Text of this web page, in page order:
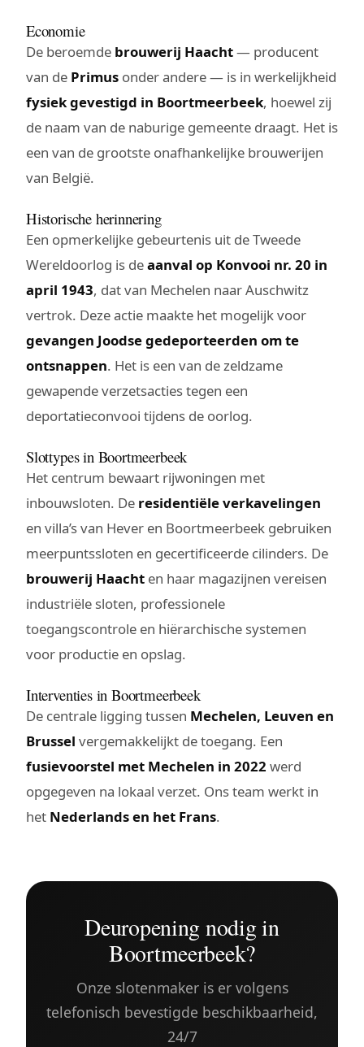
Economie
De beroemde brouwerij Haacht— producent
van de Primus onder andere — is in werkelijkheid
fysiek gevestigd in Boortmeerbeek, hoewel zij
de naam van de naburige gemeente draagt. Het is
een van de grootste onafhankelijke brouwerijen
van België.
Historische herinnering
Een opmerkelijke gebeurtenis uit de Tweede
Wereldoorlog is deaanval op Konvooi nr. 20 in
april 1943, dat van Mechelen naar Auschwitz
vertrok. Deze actie maakte het mogelijk voor
gevangen Joodse gedeporteerden om te
ontsnappen. Het is een van de zeldzame
gewapende verzetsacties tegen een
deportatieconvooi tijdens de oorlog.
Slottypes in Boortmeerbeek
Het centrum bewaart rijwoningen met
inbouwsloten. De residentiële verkavelingen
en villa’s van Hever en Boortmeerbeek gebruiken
meerpuntssloten en gecertificeerde cilinders. De
brouwerij Haacht en haar magazijnen vereisen
industriële sloten, professionele
toegangscontrole en hiërarchische systemen
voor productie en opslag.
Interventies in Boortmeerbeek
De centrale ligging tussen Mechelen, Leuven en
Brussel vergemakkelijkt de toegang. Een
fusievoorstel met Mechelen in 2022 werd
opgegeven na lokaal verzet. Ons team werkt in
het Nederlands en het Frans.
Deuropening nodig in
Boortmeerbeek?
Onze slotenmaker is er volgens
telefonisch bevestigde beschikbaarheid,
24/7